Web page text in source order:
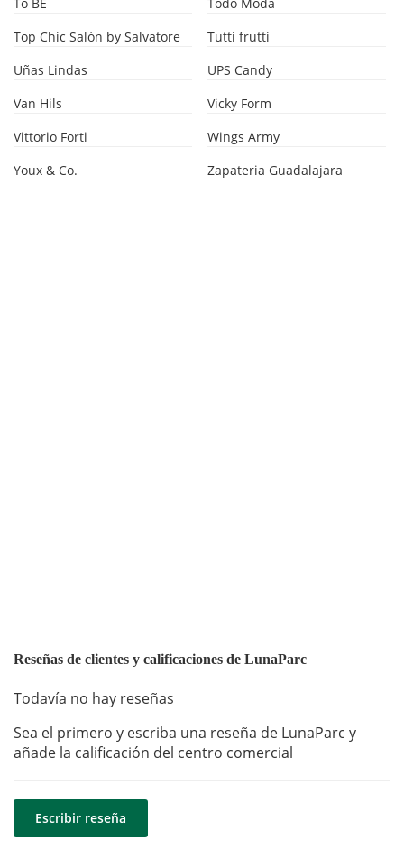
Top Chic Salón by Salvatore
Tutti frutti
Uñas Lindas
UPS Candy
Van Hils
Vicky Form
Vittorio Forti
Wings Army
Youx & Co.
Zapateria Guadalajara
Reseñas de clientes y calificaciones de LunaParc
Todavía no hay reseñas
Sea el primero y escriba una reseña de LunaParc y
añade la calificación del centro comercial
Escribir reseña